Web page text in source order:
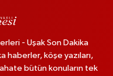
- Uşak Son Dakika
haberler, köşe yazıları,
bütün konuların tek